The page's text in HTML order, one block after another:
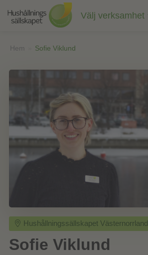
innehåll
Välj verksamhet
Hem Sofie Viklund
Hushållningssällskapet Västernorrland
Sofie Viklund